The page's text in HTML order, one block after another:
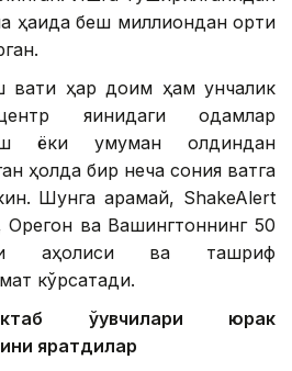
ҳақида беш миллиондан ортиқ
вақти ҳар доим ҳам унчалик
яқинидаги одамлар
ёки умуман олдиндан
ҳолда бир неча сония вақтга
Шунга қарамай, ShakeAlert
Орегон ва Вашингтоннинг 50
аҳолиси ва ташриф
кўрсатади.
ўқувчилари юрак
яратдилар